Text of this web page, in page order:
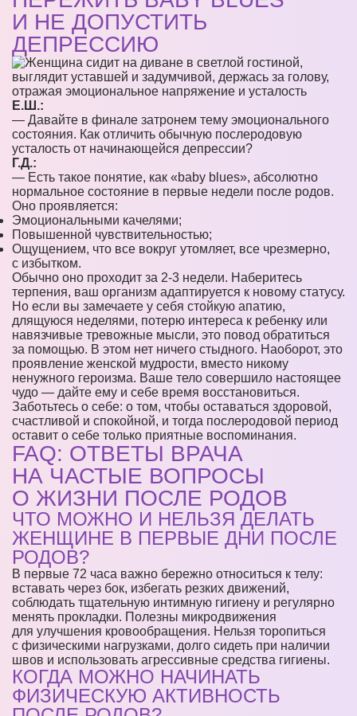
И НЕ ДОПУСТИТЬ
ДЕПРЕССИЮ
Е.Ш.:
— Давайте в финале затронем тему эмоционального
состояния. Как отличить обычную послеродовую
усталость от начинающейся депрессии?
Г.Д.:
— Есть такое понятие, как «baby blues», абсолютно
нормальное состояние в первые недели после родов.
Оно проявляется:
Эмоциональными качелями;
Повышенной чувствительностью;
Ощущением, что все вокруг утомляет, все чрезмерно,
с избытком.
Обычно оно проходит за 2-3 недели. Наберитесь
терпения, ваш организм адаптируется к новому статусу.
Но если вы замечаете у себя стойкую апатию,
длящуюся неделями, потерю интереса к ребенку или
навязчивые тревожные мысли, это повод обратиться
за помощью. В этом нет ничего стыдного. Наоборот, это
проявление женской мудрости, вместо никому
ненужного героизма. Ваше тело совершило настоящее
чудо — дайте ему и себе время восстановиться.
Заботьтесь о себе: о том, чтобы оставаться здоровой,
счастливой и спокойной, и тогда послеродовой период
оставит о себе только приятные воспоминания.
FAQ: ОТВЕТЫ ВРАЧА
НА ЧАСТЫЕ ВОПРОСЫ
О ЖИЗНИ ПОСЛЕ РОДОВ
ЧТО МОЖНО И НЕЛЬЗЯ ДЕЛАТЬ
ЖЕНЩИНЕ В ПЕРВЫЕ ДНИ ПОСЛЕ
РОДОВ?
В первые 72 часа важно бережно относиться к телу:
вставать через бок, избегать резких движений,
соблюдать тщательную интимную гигиену и регулярно
менять прокладки. Полезны микродвижения
для улучшения кровообращения. Нельзя торопиться
с физическими нагрузками, долго сидеть при наличии
швов и использовать агрессивные средства гигиены.
КОГДА МОЖНО НАЧИНАТЬ
ФИЗИЧЕСКУЮ АКТИВНОСТЬ